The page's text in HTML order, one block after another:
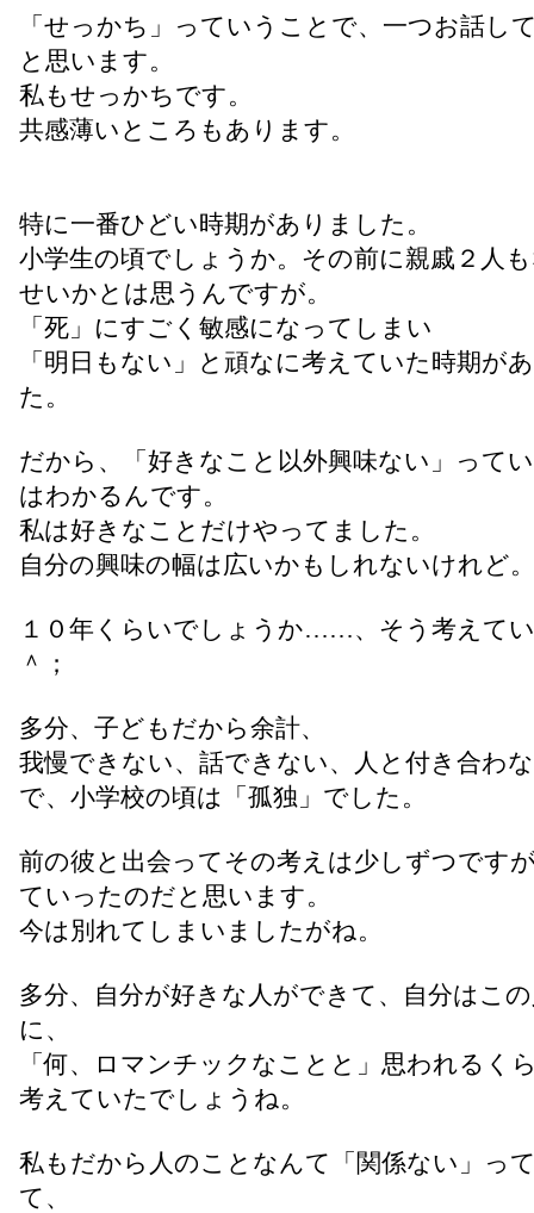
「せっかち」っていうことで、一つお話し
と思います。
私もせっかちです。
共感薄いところもあります。
特に一番ひどい時期がありました。
小学生の頃でしょうか。その前に親戚２人
せいかとは思うんですが。
「死」にすごく敏感になってしまい
「明日もない」と頑なに考えていた時期が
た。
だから、「好きなこと以外興味ない」って
はわかるんです。
私は好きなことだけやってました。
自分の興味の幅は広いかもしれないけれど。
１０年くらいでしょうか……、そう考えて
＾；
多分、子どもだから余計、
我慢できない、話できない、人と付き合わ
で、小学校の頃は「孤独」でした。
前の彼と出会ってその考えは少しずつです
ていったのだと思います。
今は別れてしまいましたがね。
多分、自分が好きな人ができて、自分はこ
に、
「何、ロマンチックなことと」思われるく
考えていたでしょうね。
私もだから人のことなんて「関係ない」っ
て、